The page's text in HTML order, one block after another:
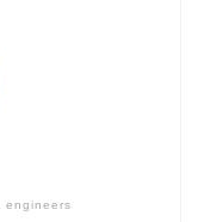
engineers